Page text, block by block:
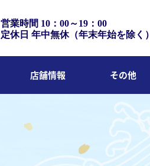
営業時間 10：00～19：00
定休日 年中無休（年末年始を除く）
店舗情報 その他